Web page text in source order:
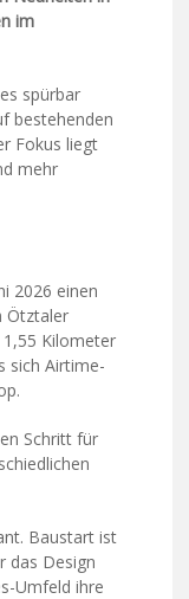
im
spürbar
bestehenden
Fokus liegt
mehr
2026 einen
Ötztaler
1,55 Kilometer
sich Airtime-
Schritt für
Baustart ist
das Design
Umfeld ihre